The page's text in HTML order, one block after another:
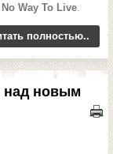
No Way To Live.
полностью..
над новым